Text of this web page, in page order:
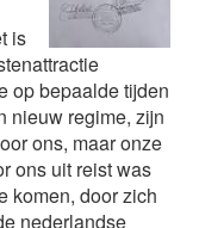
is
op bepaalde tijden
nieuw regime, zijn
ons, maar onze
ons uit reist was
komen, door zich
nederlandse